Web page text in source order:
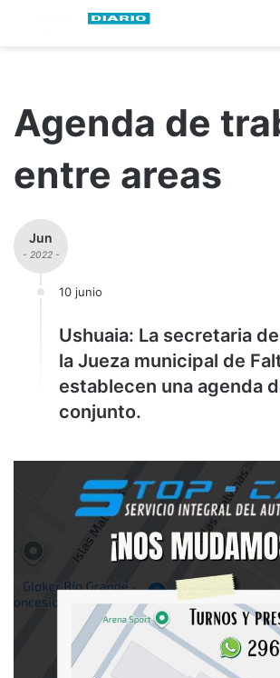
Agenda de
entre areas
Jun
- 2022 -
10 junio
Ushuaia: La secretaria
la Jueza municipal de
establecen una agenda
conjunto.